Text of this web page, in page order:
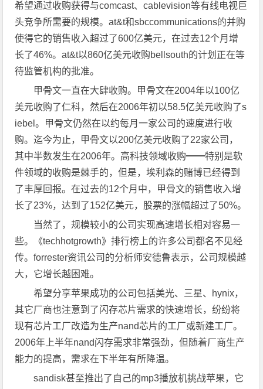
希望通过收购获得与comcast、cablevision等有线电视巨
头竞争所需要的规模。at&t和sbccommunications的并购
使得它的销售收入超过了600亿美元，在过去12个月增
长了46%。at&t以860亿美元收购bellsouth的计划正在等
待监管机构的批准。
甲骨文一直在大肆收购。甲骨文在2004年以100亿
美元收购了仁科，然后在2006年初以58.5亿美元收购了s
iebel。甲骨文仍然在以约每月一家公司的速度进行收
购。迄今为止，甲骨文以200亿美元收购了22家公司，
其中半数发生在2006年。高科技领域收购━━特别是软
件领域的收购是棘手的，但是，埃利森的赌博已经得到
了丰厚回报。在过去的12个月中，甲骨文的销售收入增
长了23%，达到了152亿美元，股票的涨幅超过了50%。
当然了，规模较小的公司实现高速增长相对容易一
些。《techhotgrowth》排行榜上的许多公司都名不见经
传。forrester资讯公司的分析师安德鲁表示，公司规模越
大，它增长越困难。
希望分享苹果成功的公司包括美光、三星、hynix，
其它厂商也注意到了闪存芯片需求的快速增长，纷纷将
现有芯片工厂改造为生产nand芯片的工厂或新建工厂。
2006年上半年nand闪存需求非常强劲，但随着厂商生产
能力的提高，需求在下半年有所降温。
sandisk甚至推出了自己的mp3播放机挑战苹果，它